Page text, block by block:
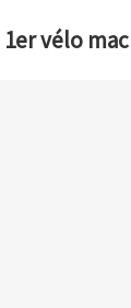
1er vélo